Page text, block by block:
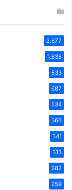
2.677
1.638
833
687
534
366
341
313
282
259